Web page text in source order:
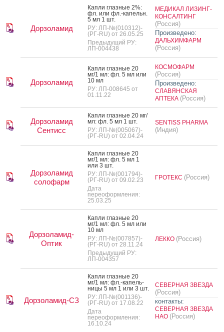
Дорзоламид
Кап­ли глаз­ные 2%:
фл. или фл.-ка­пельн.
5 мл 1 шт.
РУ: ЛП-№(010312)-
(РГ-RU) от 26.05.25
Предыдущий РУ:
ЛП-004438
МЕДИКАЛ ЛИЗИНГ-
КОНСАЛТИНГ
(Россия)
Произведено:
ДАЛЬХИМФАРМ
(Россия)
Дорзоламид
Кап­ли глаз­ные 20
мг/1 мл: фл. 5 мл или
10 мл
РУ: ЛП-008645 от
01.11.22
КОСМОФАРМ
(Россия)
Произведено:
СЛАВЯНСКАЯ
АПТЕКА (Россия)
Дорзоламид
Сентисс
Кап­ли глаз­ные 20 мг/
мл: фл. 5 мл 1 шт.
РУ: ЛП-№(005067)-
(РГ-RU) от 02.04.24
SENTISS PHARMA
(Индия)
Дорзоламид
солофарм
Кап­ли глаз­ные 20
мг/1 мл: фл. 5 мл 1
или 3 шт.
РУ: ЛП-№(001794)-
(РГ-RU) от 09.02.23
Дата
переоформления:
25.03.25
ГРОТЕКС (Россия)
Дорзоламид-
Оптик
Кап­ли глаз­ные 20
мг/1 мл: фл. 5 мл или
10 мл
РУ: ЛП-№(007857)-
(РГ-RU) от 28.11.24
Предыдущий РУ:
ЛП-004357
ЛЕККО (Россия)
Дорзоламид-СЗ
Кап­ли глаз­ные 20
мг/1 мл: фл.-ка­пель­
ни­цы 5 мл 1 или 3 шт.
РУ: ЛП-№(001136)-
(РГ-RU) от 17.08.22
Дата
переоформления:
16.10.24
СЕВЕРНАЯ ЗВЕЗДА
(Россия)
контакты:
СЕВЕРНАЯ ЗВЕЗДА
НАО (Россия)